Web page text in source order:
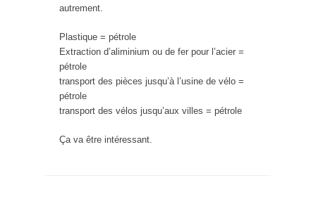
autrement.
Plastique = pétrole
Extraction d’aliminium ou de fer pour l’acier =
pétrole
transport des pièces jusqu’à l’usine de vélo =
pétrole
transport des vélos jusqu’aux villes = pétrole
Ça va être intéressant.